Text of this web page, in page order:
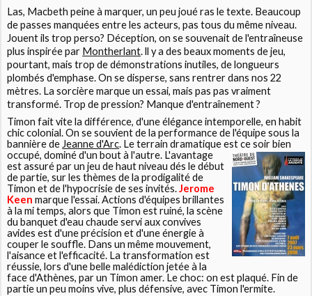
Las, Macbeth peine à marquer, un peu joué ras le texte. Beaucoup
de passes manquées entre les acteurs, pas tous du même niveau.
Jouent ils trop perso? Déception, on se souvenait de l'entraîneuse
plus inspirée par Montherlant. ll y a des beaux moments de jeu,
pourtant, mais trop de démonstrations inutiles, de longueurs
plombés d'emphase. On se disperse, sans rentrer dans nos 22
mètres. La sorcière marque un essai, mais pas pas vraiment
transformé. Trop de pression? Manque d'entraînement ?
Timon fait vite la différence, d'une élégance intemporelle, en habit
chic colonial. On se souvient de la performance de l'équipe sous la
bannière de Jeanne d'Arc. Le terrain dramatique est ce soirbien
occupé, dominé d'un bout à l'autre. L'avantage
est assuré par un jeu de haut niveau dés le début
de partie, sur les thèmes de la prodigalité de
Timon et de l'hypocrisie de ses invités.Jerome
Keen marque l'essai. Actions d'équipes brillantes
à la mi temps, alors que Timon est ruiné, la scène
du banquet d'eau chaude servi aux convives
avides est d'une précision et d'une énergie à
couper le souffle. Dans un même mouvement,
l'aisance et l'efficacité. La transformation est
réussie, lors d'une belle malédiction jetée à la
face d'Athènes, par un Timon amer. Le choc: on est plaqué. Fin de
partie un peu moins vive, plus défensive, avec Timon l'ermite.